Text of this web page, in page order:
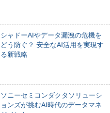
シャドーAIやデータ漏洩の危機を
どう防ぐ？ 安全なAI活用を実現す
る新戦略
ソニーセミコンダクタソリューシ
ョンズが挑むAI時代のデータマネ